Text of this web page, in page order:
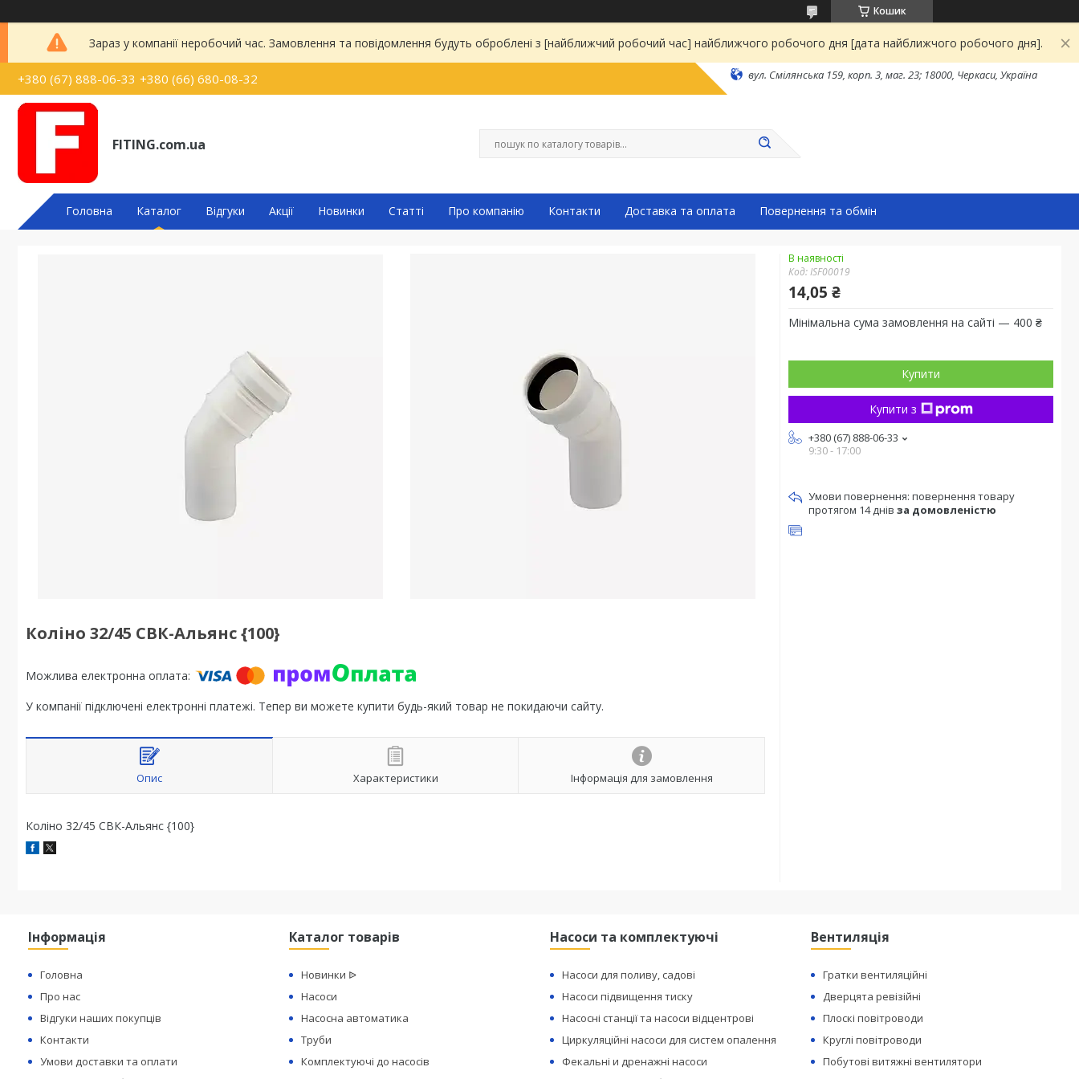
Кошик
Зараз у компанії неробочий час. Замовлення та повідомлення будуть оброблені з [найближчий робочий час] найближчого робочого дня [дата найближчого робочого дня].
+380 (67) 888-06-33 +380 (66) 680-08-32 вул. Смілянська 159, корп. 3, маг. 23; 18000, Черкаси, Україна
FITING.com.ua
Головна Каталог Відгуки Акції Новинки Статті Про компанію Контакти Доставка та оплата Повернення та обмін
Коліно 32/45 СВК-Альянс {100}
У компанії підключені електронні платежі. Тепер ви можете купити будь-який товар не покидаючи сайту.
Опис Характеристики Інформація для замовлення
Коліно 32/45 СВК-Альянс {100}
В наявності
Код:ISF00019
14,05 ₴
Мінімальна сума замовлення на сайті — 400 ₴
Купити
Купити з
+380 (67) 888-06-33
9:30 - 17:00
повернення товару
протягом 14 днів за домовленістю
Інформація
Головна
Про нас
Відгуки наших покупців
Контакти
Умови доставки та оплати
Каталог товарів
Новинки ᐉ
Насоси
Насосна автоматика
Труби
Комплектуючі до насосів
Насоси та комплектуючі
Насоси для поливу, садові
Насоси підвищення тиску
Насосні станції та насоси відцентрові
Циркуляційні насоси для систем опалення
Фекальні и дренажні насоси
Вентиляція
Гратки вентиляційні
Дверцята ревізійні
Плоскі повітроводи
Круглі повітроводи
Побутові витяжні вентилятори